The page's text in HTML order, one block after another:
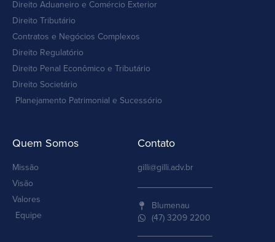
Direito Aduaneiro e Comércio Exterior
Direito Tributário
Contratos e Negócios Complexos
Direito Regulatório
Direito Penal Econômico e Tributário
Direito Societário
Planejamento Patrimonial e Sucessório
Quem Somos
Missão
Visão
Valores
Equipe
Contato
gilli@gilli.adv.br
Blumenau
(47) 3209 2200